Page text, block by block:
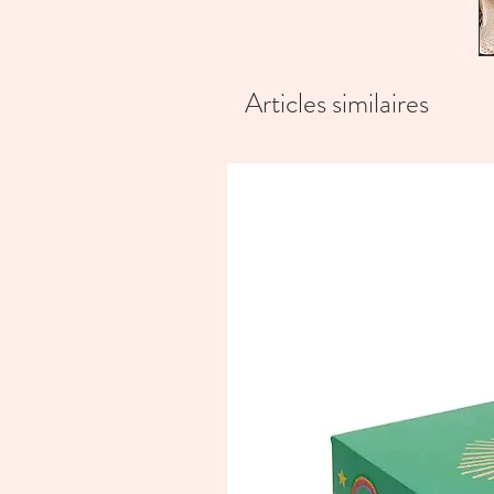
Articles similaires